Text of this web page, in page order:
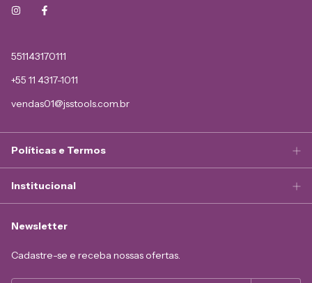
551143170111
+55 11 4317-1011
vendas01@jsstools.com.br
Políticas e Termos
Institucional
Newsletter
Cadastre-se e receba nossas ofertas.